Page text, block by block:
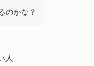
のかな？
人